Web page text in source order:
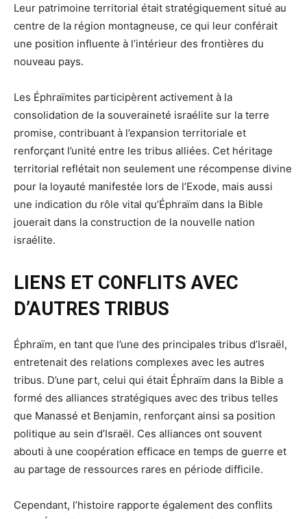
Leur patrimoine territorial était stratégiquement situé au
centre de la région montagneuse, ce qui leur conférait
une position influente à l’intérieur des frontières du
nouveau pays.
Les Éphraïmites participèrent activement à la
consolidation de la souveraineté israélite sur la terre
promise, contribuant à l’expansion territoriale et
renforçant l’unité entre les tribus alliées. Cet héritage
territorial reflétait non seulement une récompense divine
pour la loyauté manifestée lors de l’Exode, mais aussi
une indication du rôle vital qu’Éphraïm dans la Bible
jouerait dans la construction de la nouvelle nation
israélite.
LIENS ET CONFLITS AVEC
D’AUTRES TRIBUS
Éphraïm, en tant que l’une des principales tribus d’Israël,
entretenait des relations complexes avec les autres
tribus. D’une part, celui qui était Éphraïm dans la Bible a
formé des alliances stratégiques avec des tribus telles
que Manassé et Benjamin, renforçant ainsi sa position
politique au sein d’Israël. Ces alliances ont souvent
abouti à une coopération efficace en temps de guerre et
au partage de ressources rares en période difficile.
Cependant, l’histoire rapporte également des conflits